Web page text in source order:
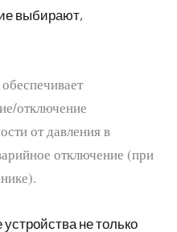
выбирают,
отключение
от давления в
отключение (при
не только